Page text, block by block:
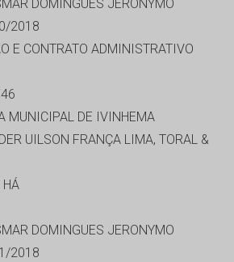
DOMINGUES JERONYMO
2018
E CONTRATO ADMINISTRATIVO
MUNICIPAL DE IVINHEMA
UILSON FRANÇA LIMA, TORAL &
HÁ
DOMINGUES JERONYMO
2018